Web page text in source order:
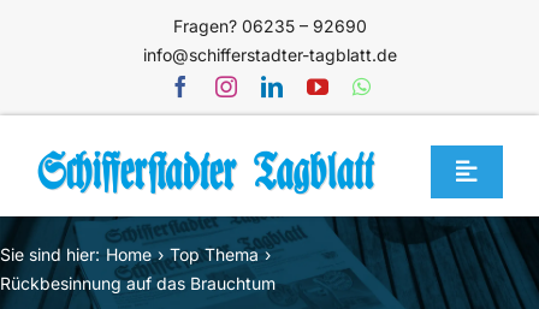
Fragen? 06235 – 92690
info@schifferstadter-tagblatt.de
Toggle
Home
Themen
Sie sind hier: Home
Top Thema
Rückbesinnung auf das Brauchtum